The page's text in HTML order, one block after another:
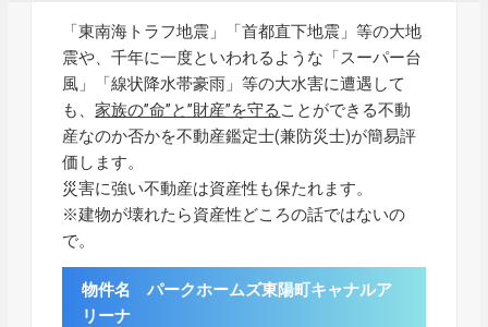
「東南海トラフ地震」「首都直下地震」等の大地
震や、千年に一度といわれるような「スーパー台
風」「線状降水帯豪雨」等の大水害に遭遇して
も、家族の”命”と”財産”を守る ことができる不動
産なのか否かを不動産鑑定士(兼防災士)が簡易評
価します。
災害に強い不動産は資産性も保たれます。
※建物が壊れたら資産性どころの話ではないの
で。
物件名 パークホームズ東陽町キャナルア
リーナ